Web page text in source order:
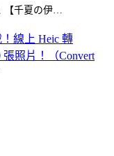
【千夏の伊…
線上 Heic 轉
照片！（Convert